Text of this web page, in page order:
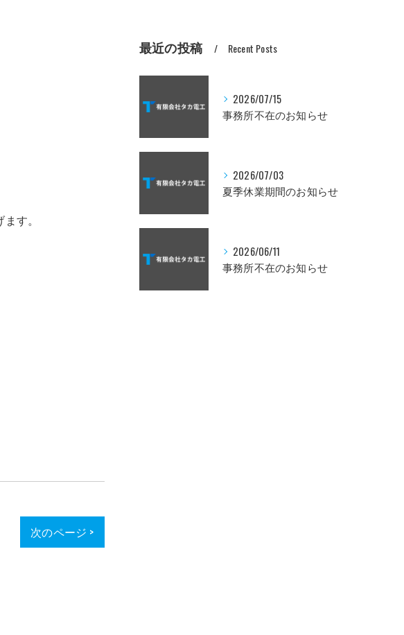
す。
次のページ >
最近の投稿 Recent Posts
2026/07/15
事務所不在のお知らせ
2026/07/03
夏季休業期間のお知らせ
2026/06/11
事務所不在のお知らせ